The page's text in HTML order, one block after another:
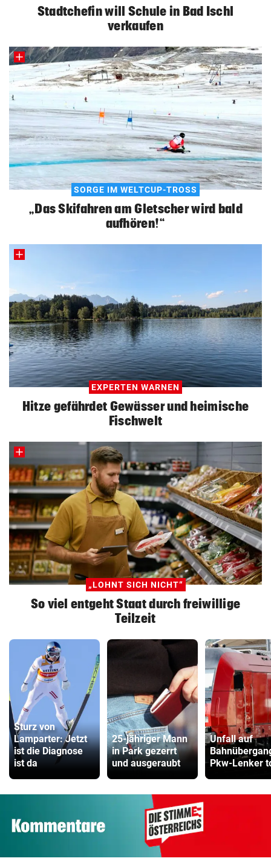
Stadtchefin will Schule in Bad Ischl
verkaufen
SORGE IM WELTCUP-TROSS
„Das Skifahren am Gletscher wird bald
aufhören!“
EXPERTEN WARNEN
Hitze gefährdet Gewässer und heimische
Fischwelt
„LOHNT SICH NICHT“
So viel entgeht Staat durch freiwillige
Teilzeit
Sturz von
Lamparter: Jetzt
ist die Diagnose
ist da
25-jähriger Mann
in Park gezerrt
und ausgeraubt
Unfall auf
Pkw-Lenker